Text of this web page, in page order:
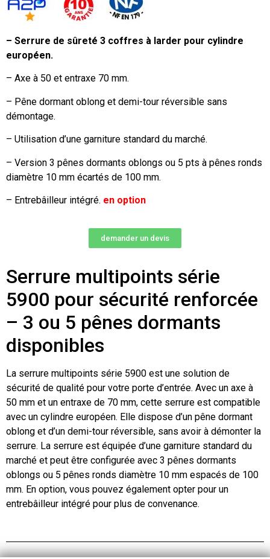
– Serrure de sûreté 3 coffres à larder pour cylindre
européen.
– Axe à 50 et entraxe 70 mm.
– Pêne dormant oblong et demi-tour réversible sans
démontage.
– Utilisation d’une garniture standard du marché.
– Version 3 pênes dormants oblongs ou 5 pts à pênes ronds
diamètre 10 mm écartés de 100 mm.
– Entrebâilleur intégré. en option
demander un devis
Serrure multipoints série
5900 pour sécurité renforcée
– 3 ou 5 pênes dormants
disponibles
La serrure multipoints série 5900 est une solution de
sécurité de qualité pour votre porte d’entrée. Avec un axe à
50 mm et un entraxe de 70 mm, cette serrure est compatible
avec un cylindre européen. Elle dispose d’un pêne dormant
oblong et d’un demi-tour réversible, sans avoir à démonter la
serrure. La serrure est équipée d’une garniture standard du
marché et peut être configurée avec 3 pênes dormants
oblongs ou 5 pênes ronds diamètre 10 mm espacés de 100
mm. En option, vous pouvez également opter pour un
entrebâilleur intégré pour plus de convenance.